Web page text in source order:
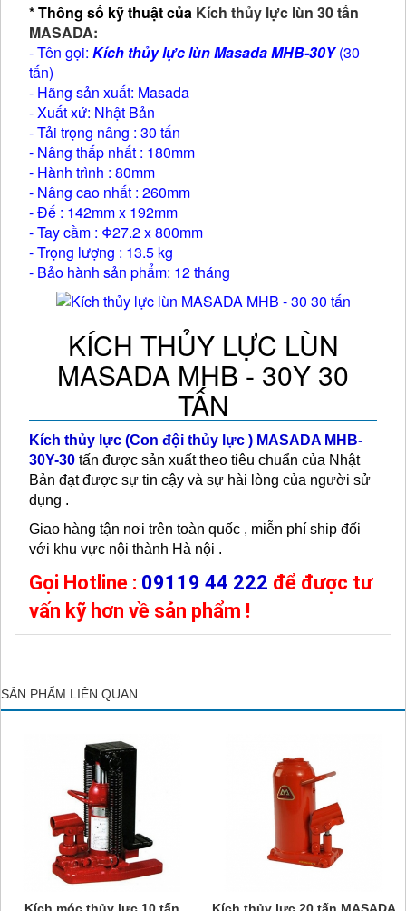
* Thông số kỹ thuật của Kích thủy lực lùn 30 tấn
MASADA:
- Tên gọi: Kích thủy lực lùn Masada MHB-30Y(30
tấn)
- Hãng sản xuất: Masada
- Xuất xứ: Nhật Bản
- Tải trọng nâng : 30 tấn
- Nâng thấp nhất : 180mm
- Hành trình : 80mm
- Nâng cao nhất : 260mm
- Đế : 142mm x 192mm
- Tay cầm : Φ27.2 x 800mm
- Trọng lượng : 13.5 kg
- Bảo hành sản phẩm: 12 tháng
KÍCH THỦY LỰC LÙN
MASADA MHB - 30Y 30
TẤN
Kích thủy lực (Con đội thủy lực ) MASADA MHB-
30Y-30 tấn được sản xuất theo tiêu chuẩn của Nhật
Bản đạt được sự tin cậy và sự hài lòng của người sử
dụng .
Giao hàng tận nơi trên toàn quốc , miễn phí ship đối
với khu vực nội thành Hà nội .
Gọi Hotline : 09119 44 222 để được tư
vấn kỹ hơn về sản phẩm !
SẢN PHẨM LIÊN QUAN